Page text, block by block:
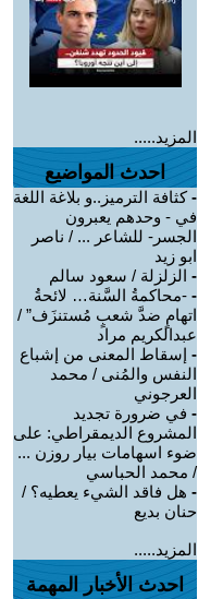
المزيد.....
احدث المواضيع
-كثافة الترميز..و بلاغة اللغة
في - وحدهم يعبرون
الجسر- للشاعر ... / ناصر
ابو زيد
- الزلزلة / سعود سالم
- -محاكمةُ السَّنة… لائحةُ
اتهامٍ ضدَّ شعبٍ مُستنزَف” /
عبدالكريم مراد
- إسقاط المعنى من إشباع
النفس والمُنى / محمد
العرجوني
- في ضرورة تجديد
المشروع الديمقراطي: على
ضوء اسهامات بيار روزن ...
/ محمد الحباسي
- هل فاقد الشيء يعطيه؟ /
حنان بديع
المزيد.....
احدث الأخبار المهمة